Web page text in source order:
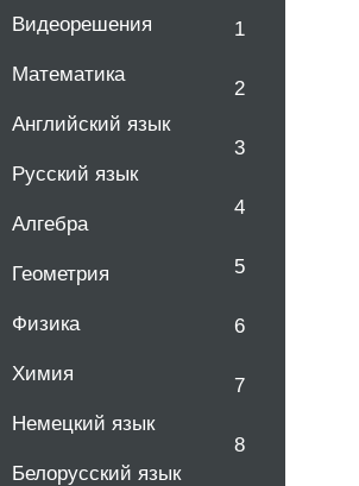
Видеорешения
Математика
Английский язык
Русский язык
Алгебра
Геометрия
Физика
Химия
Немецкий язык
Белорусский язык
1
2
3
4
5
6
7
8